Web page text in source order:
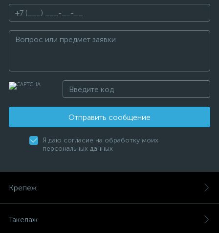
Отправить сообщение
Я даю согласие на обработку моих
персональных данных
Крепеж
Такелаж